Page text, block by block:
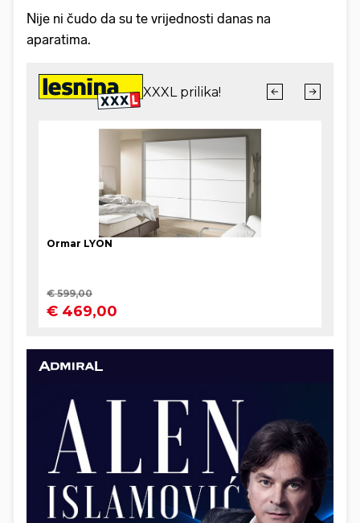
Nije ni čudo da su te vrijednosti danas na
aparatima.